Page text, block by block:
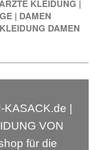
KLEIDUNG |
| DAMEN
DAMEN
|
VON
für die